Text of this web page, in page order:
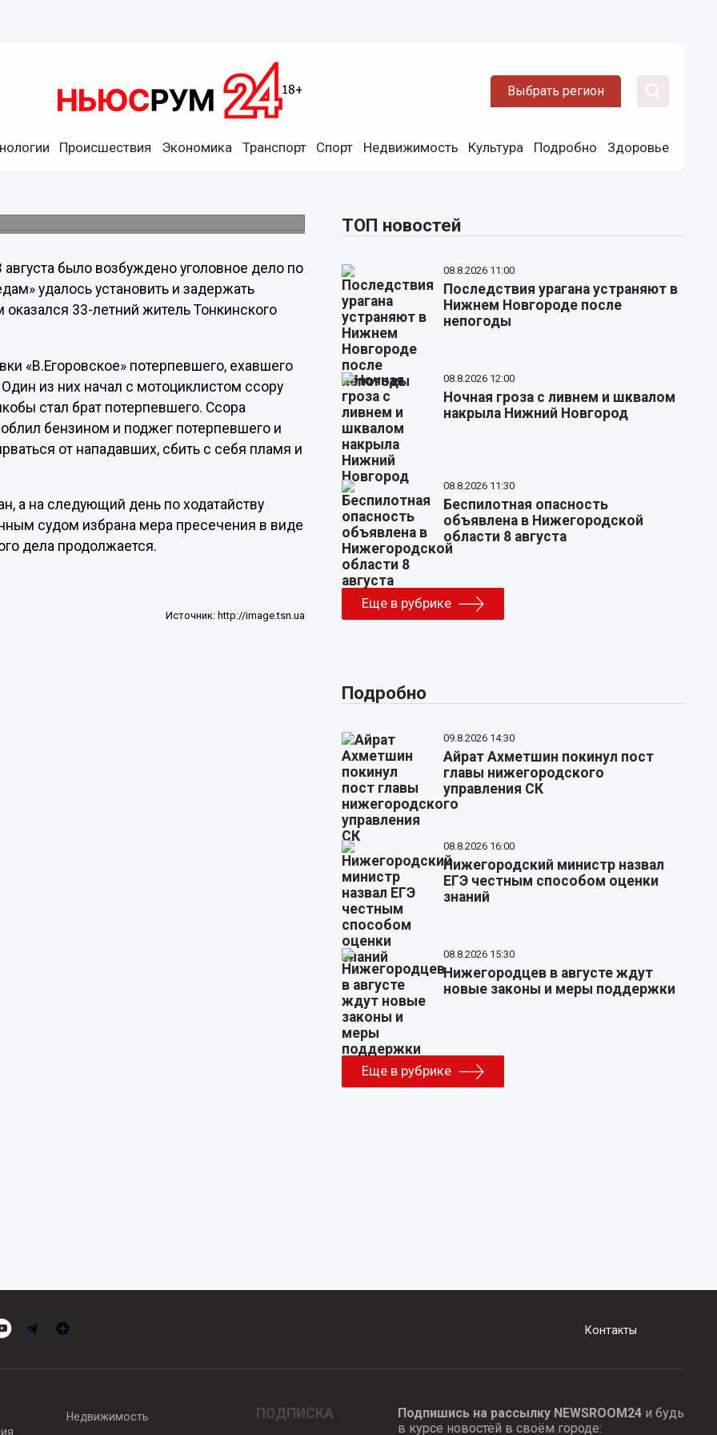
Выбрать регион
Происшествия Экономика Транспорт Спорт Недвижимость Культура Подробно Здоровье
мужчину
было возбуждено уголовное дело по
удалось установить и задержать
33-летний житель Тонкинского
«В.Егоровское» потерпевшего, ехавшего
из них начал с мотоциклистом ссору
стал брат потерпевшего. Ссора
бензином и поджег потерпевшего и
от нападавших, сбить с себя пламя и
а на следующий день по ходатайству
судом избрана мера пресечения в виде
дела продолжается.
Источник: http://image.tsn.ua
ТОП новостей
08.8.2026 11:00
Последствия урагана устраняют в
Нижнем Новгороде после
непогоды
08.8.2026 12:00
Ночная гроза с ливнем и шквалом
накрыла Нижний Новгород
08.8.2026 11:30
Беспилотная опасность
объявлена в Нижегородской
области 8 августа
Еще в рубрике
Подробно
09.8.2026 14:30
Айрат Ахметшин покинул пост
главы нижегородского
управления СК
08.8.2026 16:00
Нижегородский министр назвал
ЕГЭ честным способом оценки
знаний
08.8.2026 15:30
Нижегородцев в августе ждут
новые законы и меры поддержки
Еще в рубрике
Контакты
Недвижимость ПОДПИСКА Подпишись на рассылку NEWSROOM24и будь
в курсе новостей в своём городе: